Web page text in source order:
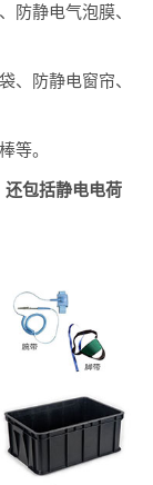
防静电气泡膜、
、防静电窗帘、
等。
还包括静电电荷